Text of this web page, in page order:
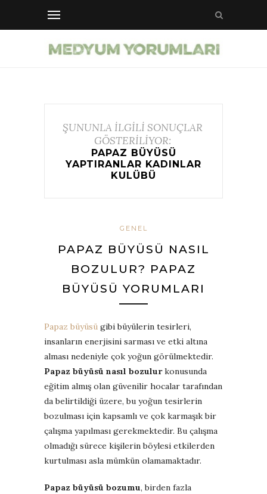
ŞUNUNLA İLGİLİ SONUÇLAR
GÖSTERİLİYOR:
PAPAZ BÜYÜSÜ
YAPTIRANLAR KADINLAR
KULÜBÜ
GENEL
PAPAZ BÜYÜSÜ NASIL
BOZULUR? PAPAZ
BÜYÜSÜ YORUMLARI
Papaz büyüsü gibi büyülerin tesirleri,
insanların enerjisini sarması ve etki altına
alması nedeniyle çok yoğun görülmektedir.
Papaz büyüsü nasıl bozulurkonusunda
eğitim almış olan güvenilir hocalar tarafından
da belirtildiği üzere, bu yoğun tesirlerin
bozulması için kapsamlı ve çok karmaşık bir
çalışma yapılması gerekmektedir. Bu çalışma
olmadığı sürece kişilerin böylesi etkilerden
kurtulması asla mümkün olamamaktadır.
Papaz büyüsü bozumu, birden fazla